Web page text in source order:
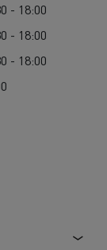
- 18:00
- 18:00
- 18:00